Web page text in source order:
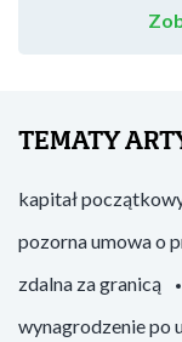
TEMATY
kapitał
pozorna umowa o
zdalna za granicą
wynagrodzenie po